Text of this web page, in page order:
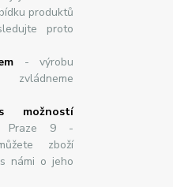
produktů
proto
- výrobu
zvládneme
možností
9 -
zboží
námi o jeho